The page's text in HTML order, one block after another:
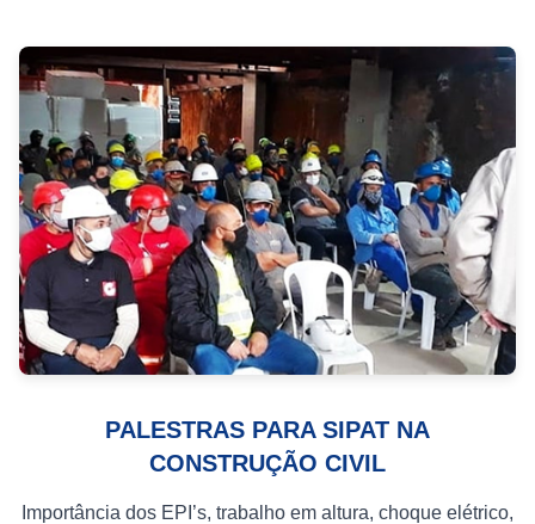
PALESTRAS PARA SIPAT NA
CONSTRUÇÃO CIVIL
Importância dos EPI’s, trabalho em altura, choque elétrico,